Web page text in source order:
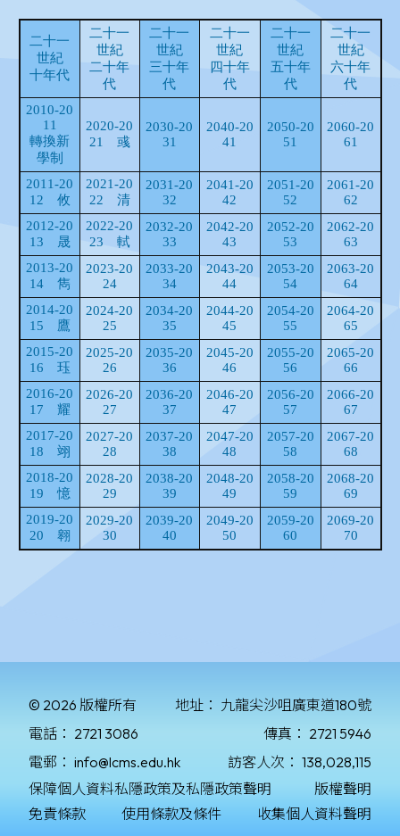
© 2026 版權所有 地址： 九龍尖沙咀廣東道180號
電話： 2721 3086 傳真： 2721 5946
電郵： info@lcms.edu.hk 訪客人次： 138,028,115
保障個人資料私隱政策及私隱政策聲明
版權聲明
免責條款
使用條款及條件 收集個人資料聲明